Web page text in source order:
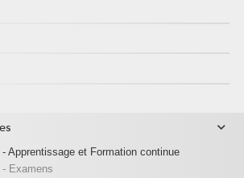
Apprentissage et Formation continue
Examens